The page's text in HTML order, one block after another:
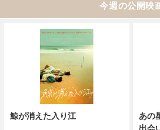
今週の公開映
鯨が消えた入り江
あの